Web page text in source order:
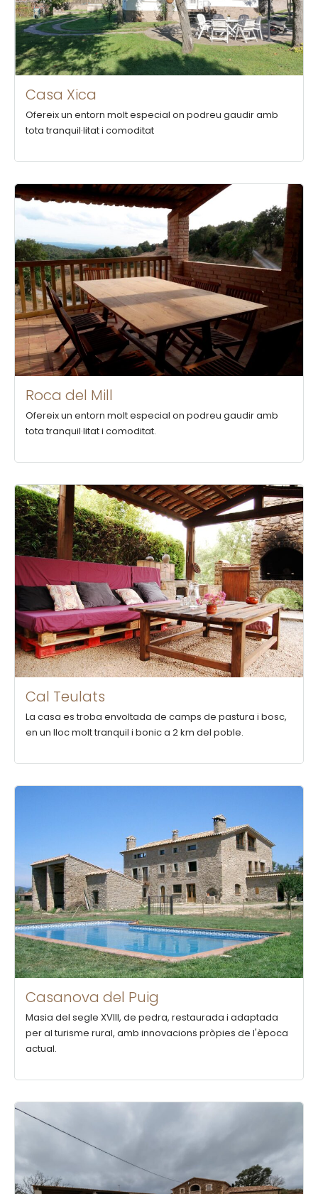
Casa Xica
Ofereix un entorn molt especial on podreu gaudir amb
tota tranquil·litat i comoditat
Roca del Mill
Ofereix un entorn molt especial on podreu gaudir amb
tota tranquil·litat i comoditat.
Cal Teulats
La casa es troba envoltada de camps de pastura i bosc,
en un lloc molt tranquil i bonic a 2 km del poble.
Casanova del Puig
Masia del segle XVIII, de pedra, restaurada i adaptada
per al turisme rural, amb innovacions pròpies de l'època
actual.